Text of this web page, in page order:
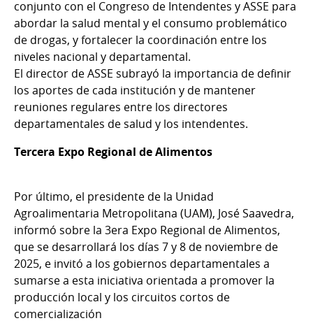
conjunto con el Congreso de Intendentes y ASSE para
abordar la salud mental y el consumo problemático
de drogas, y fortalecer la coordinación entre los
niveles nacional y departamental.
El director de ASSE subrayó la importancia de definir
los aportes de cada institución y de mantener
reuniones regulares entre los directores
departamentales de salud y los intendentes.
Tercera Expo Regional de Alimentos
Por último, el presidente de la Unidad
Agroalimentaria Metropolitana (UAM), José Saavedra,
informó sobre la 3era Expo Regional de Alimentos,
que se desarrollará los días 7 y 8 de noviembre de
2025, e invitó a los gobiernos departamentales a
sumarse a esta iniciativa orientada a promover la
producción local y los circuitos cortos de
comercialización